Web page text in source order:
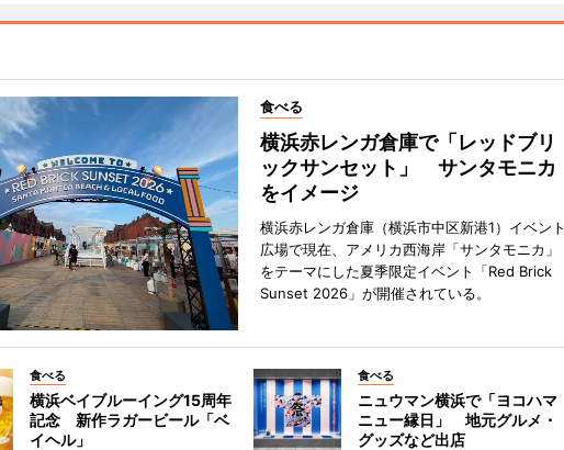
食べる
横浜赤レンガ倉庫で「レッドブリ
ックサンセット」 サンタモニカ
をイメージ
横浜赤レンガ倉庫（横浜市中区新港1）イベント
広場で現在、アメリカ西海岸「サンタモニカ」
をテーマにした夏季限定イベント「Red Brick
Sunset 2026」が開催されている。
食べる
横浜ベイブルーイング15周年
記念 新作ラガービール「ベ
イヘル」
食べる
ニュウマン横浜で「ヨコハマ
ニュー縁日」 地元グルメ・
グッズなど出店